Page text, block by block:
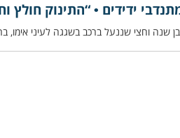
ידידים • “התינוק חולץ